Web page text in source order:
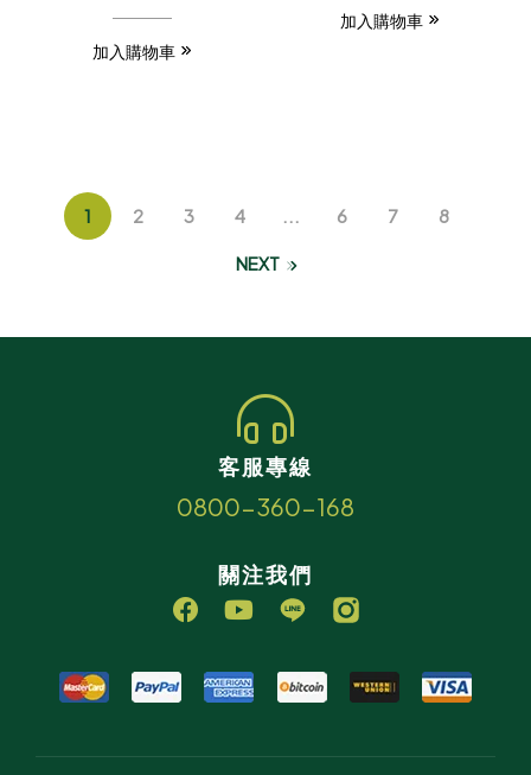
加入購物車
加入購物車
1 2 3 4 ... 6 7 8
NEXT
客服專線
0800-360-168
關注我們